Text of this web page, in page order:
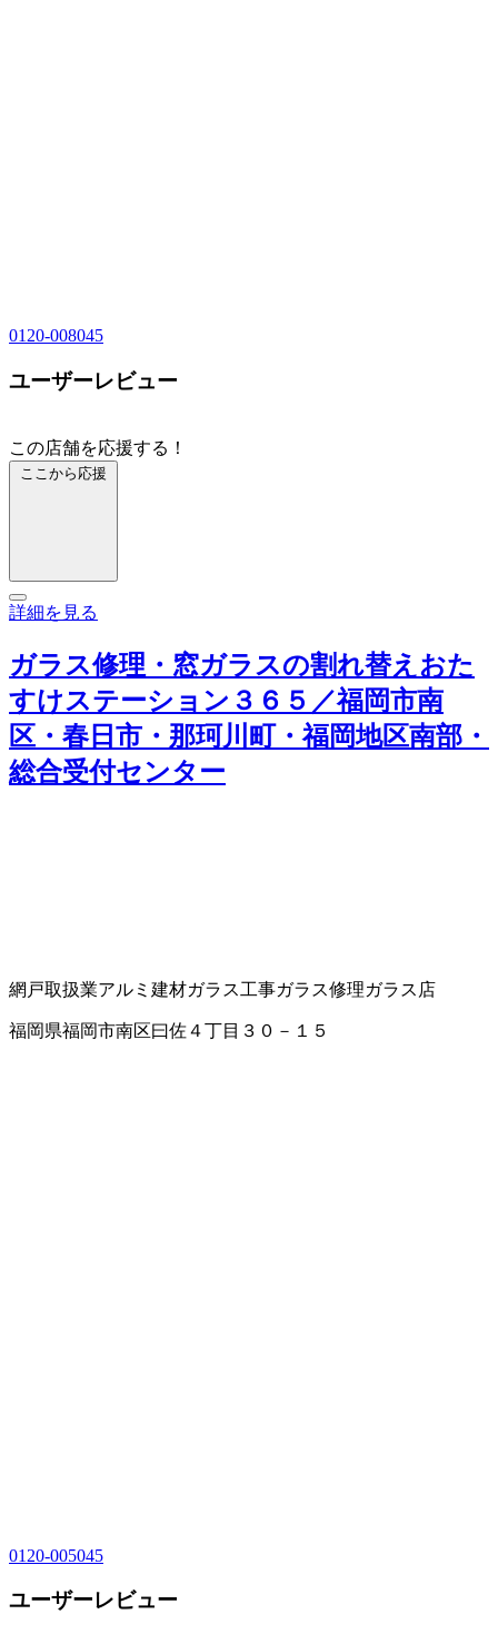
0120-008045
ユーザーレビュー
この店舗を応援する！
ここから応援
詳細を見る
ガラス修理・窓ガラスの割れ替えおた
すけステーション３６５／福岡市南
区・春日市・那珂川町・福岡地区南部・
総合受付センター
網戸取扱業アルミ建材ガラス工事ガラス修理ガラス店
福岡県福岡市南区曰佐４丁目３０－１５
0120-005045
ユーザーレビュー